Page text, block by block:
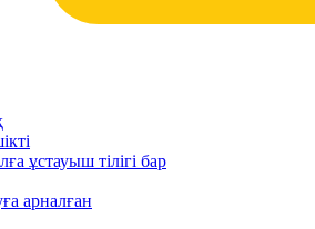
ұстауыш тілігі бар
арналған